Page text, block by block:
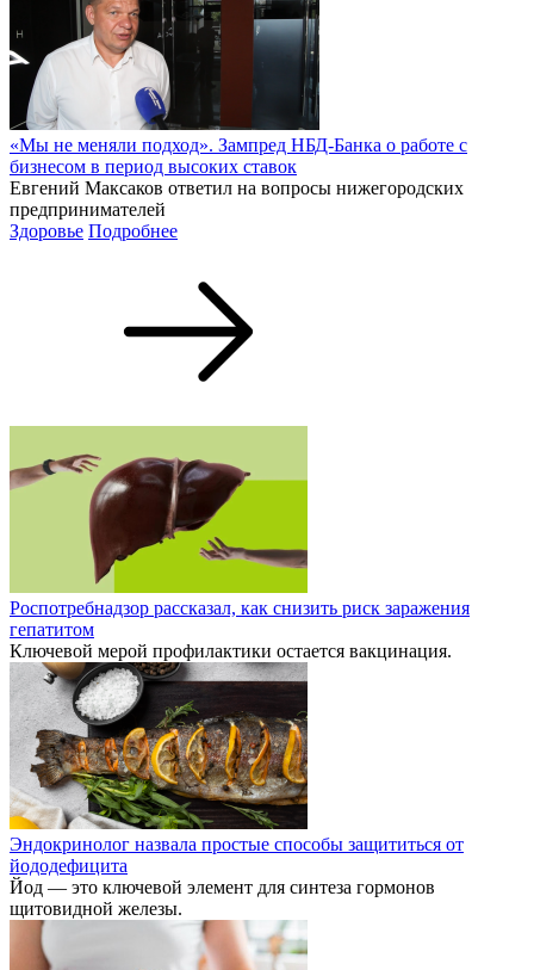
«Мы не меняли подход». Зампред НБД-Банка о работе с
бизнесом в период высоких ставок
Евгений Максаков ответил на вопросы нижегородских
предпринимателей
Здоровье Подробнее
Роспотребнадзор рассказал, как снизить риск заражения
гепатитом
Ключевой мерой профилактики остается вакцинация.
Эндокринолог назвала простые способы защититься от
йододефицита
Йод — это ключевой элемент для синтеза гормонов
щитовидной железы.